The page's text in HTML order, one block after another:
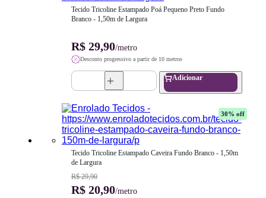
Tecido Tricoline Estampado Poá Pequeno Preto Fundo
Branco - 1,50m de Largura
R$ 29,90/metro
Desconto progressivo a partir de 10 metros
Adicionar
30% off
Tecido Tricoline Estampado Caveira Fundo Branco - 1,50m
de Largura
R$ 29,90
R$ 20,90/metro